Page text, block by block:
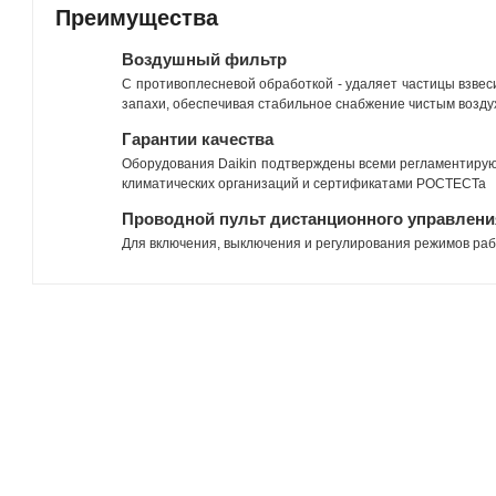
Преимущества
Воздушный фильтр
С противоплесневой обработкой - удаляет частицы
запахи, обеспечивая стабильное снабжение чистым
Гарантии качества
Оборудования Daikin подтверждены всеми
климатических организаций и сертификатами РОСТЕСТа
Проводной пульт дистанционного
Для включения, выключения и регулирования режимов